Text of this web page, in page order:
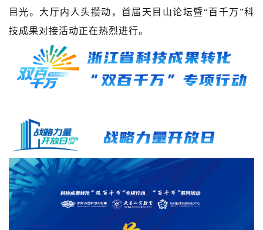
目光。大厅内人头攒动，首届天目山论坛暨“百千万”科
技成果对接活动正在热烈进行。